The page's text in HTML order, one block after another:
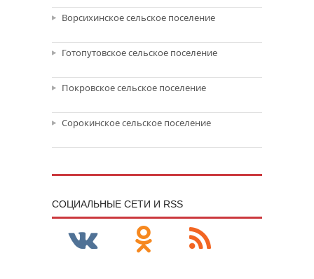
Ворсихинское сельское поселение
Готопутовское сельское поселение
Покровское сельское поселение
Сорокинское сельское поселение
CОЦИАЛЬНЫЕ СЕТИ И RSS